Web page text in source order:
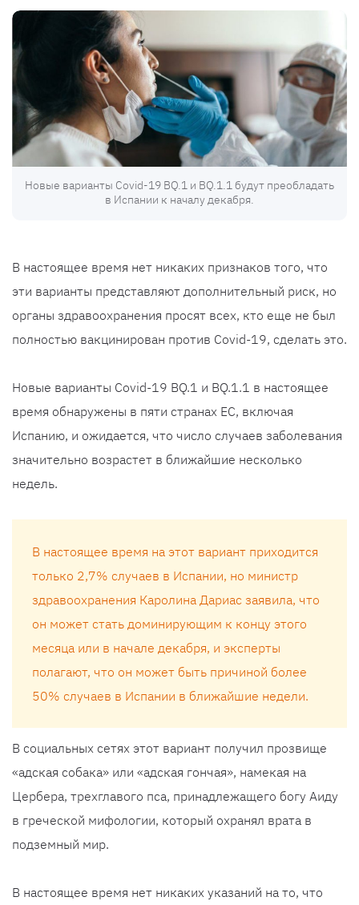
Новые варианты Covid-19 BQ.1 и BQ.1.1 будут преобладать
в Испании к началу декабря.
В настоящее время нет никаких признаков того, что
эти варианты представляют дополнительный риск, но
органы здравоохранения просят всех, кто еще не был
полностью вакцинирован против Covid-19, сделать это.
Новые варианты Covid-19 BQ.1 и BQ.1.1 в настоящее
время обнаружены в пяти странах ЕС, включая
Испанию, и ожидается, что число случаев заболевания
значительно возрастет в ближайшие несколько
недель.
В настоящее время на этот вариант приходится
только 2,7% случаев в Испании, но министр
здравоохранения Каролина Дариас заявила, что
он может стать доминирующим к концу этого
месяца или в начале декабря, и эксперты
полагают, что он может быть причиной более
50% случаев в Испании в ближайшие недели.
В социальных сетях этот вариант получил прозвище
«адская собака» или «адская гончая», намекая на
Цербера, трехглавого пса, принадлежащего богу Аиду
в греческой мифологии, который охранял врата в
подземный мир.
В настоящее время нет никаких указаний на то, что